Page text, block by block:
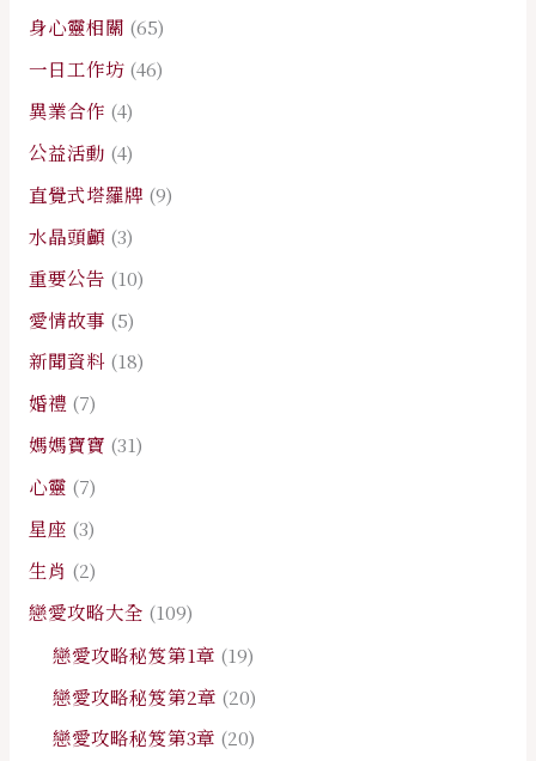
身心靈相關 (65)
一日工作坊(46)
異業合作 (4)
公益活動 (4)
直覺式塔羅牌 (9)
水晶頭顱(3)
重要公告 (10)
愛情故事 (5)
新聞資料 (18)
婚禮 (7)
媽媽寶寶 (31)
心靈 (7)
星座 (3)
生肖 (2)
戀愛攻略大全 (109)
戀愛攻略秘笈第1章 (19)
戀愛攻略秘笈第2章 (20)
戀愛攻略秘笈第3章 (20)